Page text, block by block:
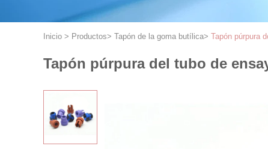
Inicio > Productos> Tapón de la goma butílica> Tapón púrpura
Tapón púrpura del tubo de